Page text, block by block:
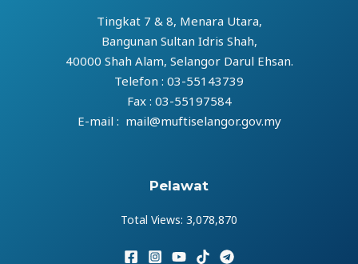
Tingkat 7 & 8, Menara Utara,
Bangunan Sultan Idris Shah,
40000 Shah Alam, Selangor Darul Ehsan.
Telefon : 03-55143739
Fax : 03-55197584
E-mail : mail@muftiselangor.gov.my
Pelawat
Total Views: 3,078,870